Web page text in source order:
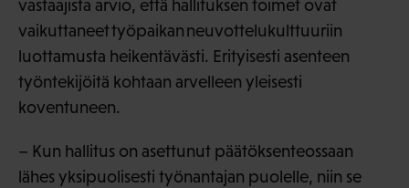
vastaajista arvio, että hallituksen toimet ovat
vaikuttaneet työpaikan neuvottelukulttuuriin
luottamusta heikentävästi. Erityisesti asenteen
työntekijöitä kohtaan arvelleen yleisesti
koventuneen.
– Kun hallitus on asettunut päätöksenteossaan
lähes yksipuolisesti työnantajan puolelle, niin se